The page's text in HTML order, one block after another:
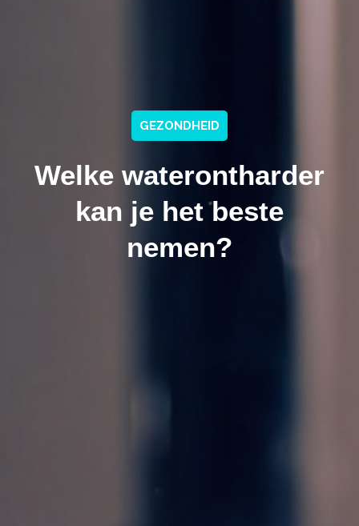
GEZONDHEID
Welke waterontharder
kan je het beste
nemen?